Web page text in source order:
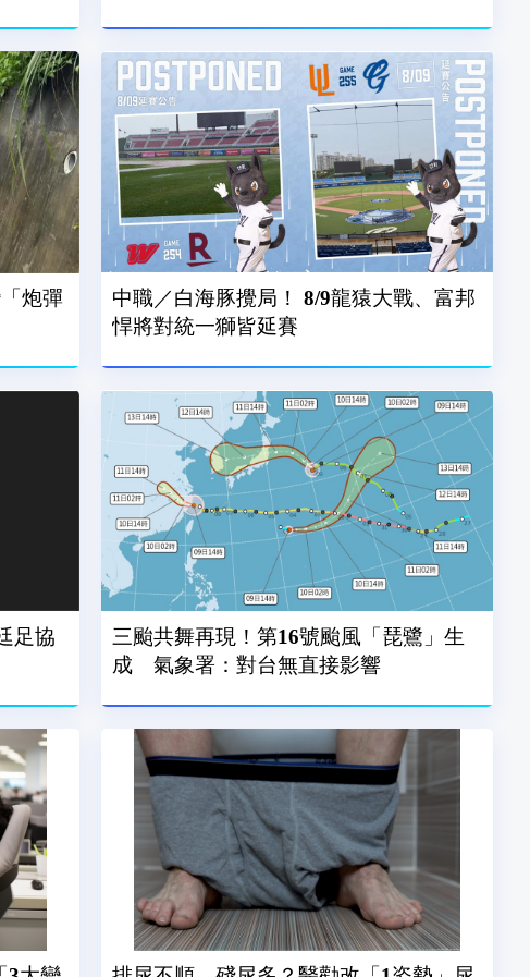
炮彈
中職／白海豚攪局！ 8/9龍猿大戰、富邦
悍將對統一獅皆延賽
足協
三颱共舞再現！第16號颱風「琵鷺」生
成 氣象署：對台無直接影響